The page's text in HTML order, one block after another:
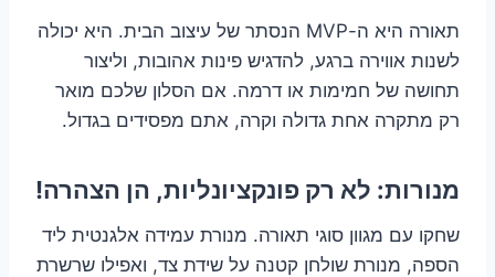
תאורה היא ה-MVP הנסתר של עיצוב הבית. היא יכולה
לשנות אווירה ברגע, להדגיש פינות אהובות, וליצור
תחושה של חמימות או דרמה. אם הסלון שלכם מואר
רק מתקרה אחת גדולה וקרה, אתם מפסידים בגדול.
מנורות: לא רק פונקציונליות, הן הצהרה!
שחקו עם מגוון סוגי תאורה. מנורת עמידה אלגנטית ליד
הספה, מנורת שולחן קטנה על שידת צד, ואפילו שרשרת